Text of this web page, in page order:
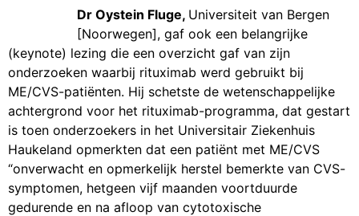
Dr Oystein Fluge, Universiteit van Bergen
[Noorwegen], gaf ook een belangrijke
(keynote) lezing die een overzicht gaf van zijn
onderzoeken waarbij rituximab werd gebruikt bij
ME/CVS-patiënten. Hij schetste de wetenschappelijke
achtergrond voor het rituximab-programma, dat gestart
is toen onderzoekers in het Universitair Ziekenhuis
Haukeland opmerkten dat een patiënt met ME/CVS
“onverwacht en opmerkelijk herstel bemerkte van CVS-
symptomen, hetgeen vijf maanden voortduurde
gedurende en na afloop van cytotoxische